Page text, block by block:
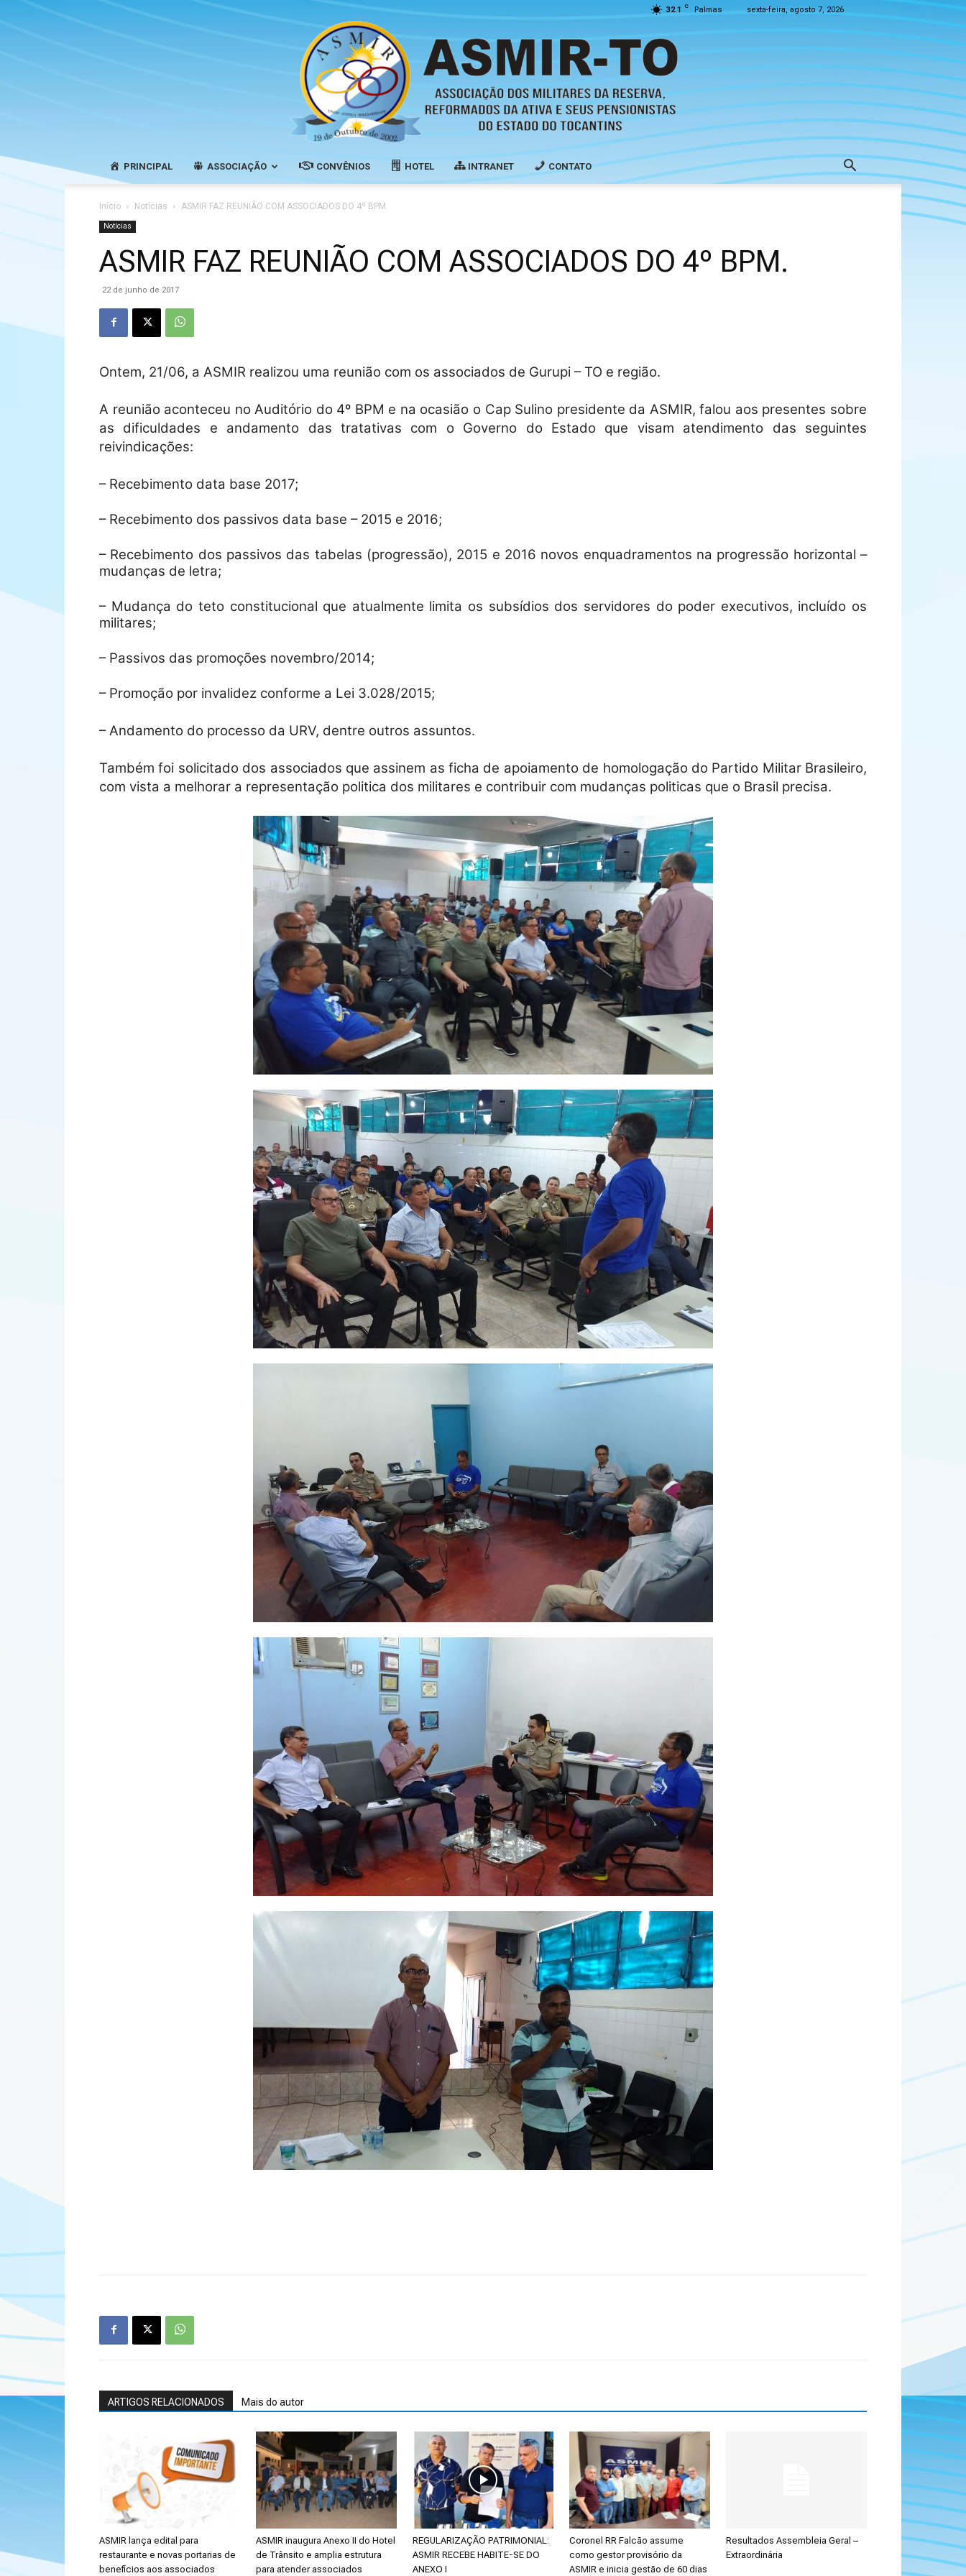
32.1 C Palmas sexta-feira, agosto 7, 2026
Pensionistas
do
Estado
do
Tocantins
PRINCIPAL ASSOCIAÇÃO CONVÊNIOS HOTEL INTRANET CONTATO
Início Notícias ASMIR FAZ REUNIÃO COM ASSOCIADOS DO 4º BPM.
Notícias
ASMIR FAZ REUNIÃO COM ASSOCIADOS DO 4º BPM.
22 de junho de 2017
Ontem, 21/06, a ASMIR realizou uma reunião com os associados de Gurupi – TO e região.
A reunião aconteceu no Auditório do 4º BPM e na ocasião o Cap Sulino presidente da ASMIR, falou aos presentes sobre
as dificuldades e andamento das tratativas com o Governo do Estado que visam atendimento das seguintes
reivindicações:
– Recebimento data base 2017;
– Recebimento dos passivos data base – 2015 e 2016;
– Recebimento dos passivos das tabelas (progressão), 2015 e 2016 novos enquadramentos na progressão horizontal –
mudanças de letra;
– Mudança do teto constitucional que atualmente limita os subsídios dos servidores do poder executivos, incluído os
militares;
– Passivos das promoções novembro/2014;
– Promoção por invalidez conforme a Lei 3.028/2015;
– Andamento do processo da URV, dentre outros assuntos.
Também foi solicitado dos associados que assinem as ficha de apoiamento de homologação do Partido Militar Brasileiro,
com vista a melhorar a representação politica dos militares e contribuir com mudanças politicas que o Brasil precisa.
ARTIGOS RELACIONADOS Mais do autor
ASMIR lança edital para
restaurante e novas portarias de
benefícios aos associados
ASMIR inaugura Anexo II do Hotel
de Trânsito e amplia estrutura
para atender associados
REGULARIZAÇÃO PATRIMONIAL:
ASMIR RECEBE HABITE-SE DO
ANEXO I
Coronel RR Falcão assume
como gestor provisório da
ASMIR e inicia gestão de 60 dias
Resultados Assembleia Geral –
Extraordinária